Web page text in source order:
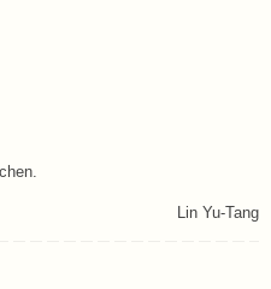
Lin Yu-Tang